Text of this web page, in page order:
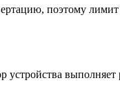
поэтому